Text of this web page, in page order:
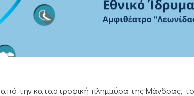
την καταστροφική πλημμύρα της Μάνδρας, τo